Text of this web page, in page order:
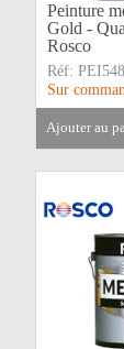
Peinture
Gold -
Rosco
Réf:
Sur
ajouter au